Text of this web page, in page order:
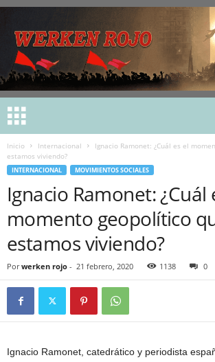
Inicio Internacional
Ignacio Ramonet: ¿Cuál es el
estamos viviendo?
INTERNACIONAL MOVIMIENTOS SOCIALES
Ignacio Ramonet: ¿Cuál
momento geopolítico
estamos viviendo?
Por werken rojo - 21 febrero, 2020 1138 0
Ignacio Ramonet, catedrático y periodista